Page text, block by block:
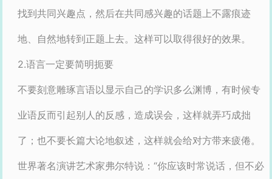
找到共同兴趣点，然后在共同感兴趣的话题上不露痕迹
地、自然地转到正题上去。这样可以取得很好的效果。
2.语言一定要简明扼要
不要刻意雕琢言语以显示自己的学识多么渊博，有时候专
业语反而引起别人的反感，造成误会，这样就弄巧成拙
了；也不要长篇大论地叙述，这样就会给对方带来疲倦。
世界著名演讲艺术家弗尔特说：“你应该时常说话，但不必